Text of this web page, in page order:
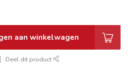
aan winkelwagen
Deel dit product